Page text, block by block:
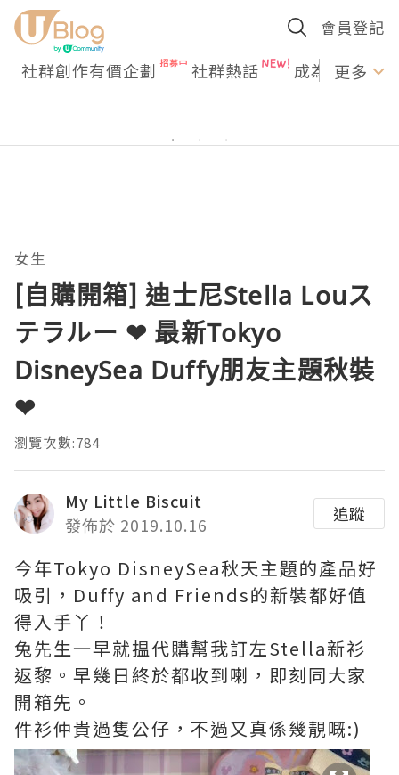
會員登記
社群創作有價企劃 社群熱話 成為U更多
女生
[自購開箱] 迪士尼Stella Louス
テラルー ❤ 最新Tokyo
DisneySea Duffy朋友主題秋裝
❤
瀏覽次數:784
My Little Biscuit
發佈於 2019.10.16
追蹤
今年Tokyo DisneySea秋天主題的產品好
吸引，Duffy and Friends的新裝都好值
得入手丫！
兔先生一早就揾代購幫我訂左Stella新衫
返黎。早幾日終於都收到喇，即刻同大家
開箱先。
件衫仲貴過隻公仔，不過又真係幾靚嘅:)